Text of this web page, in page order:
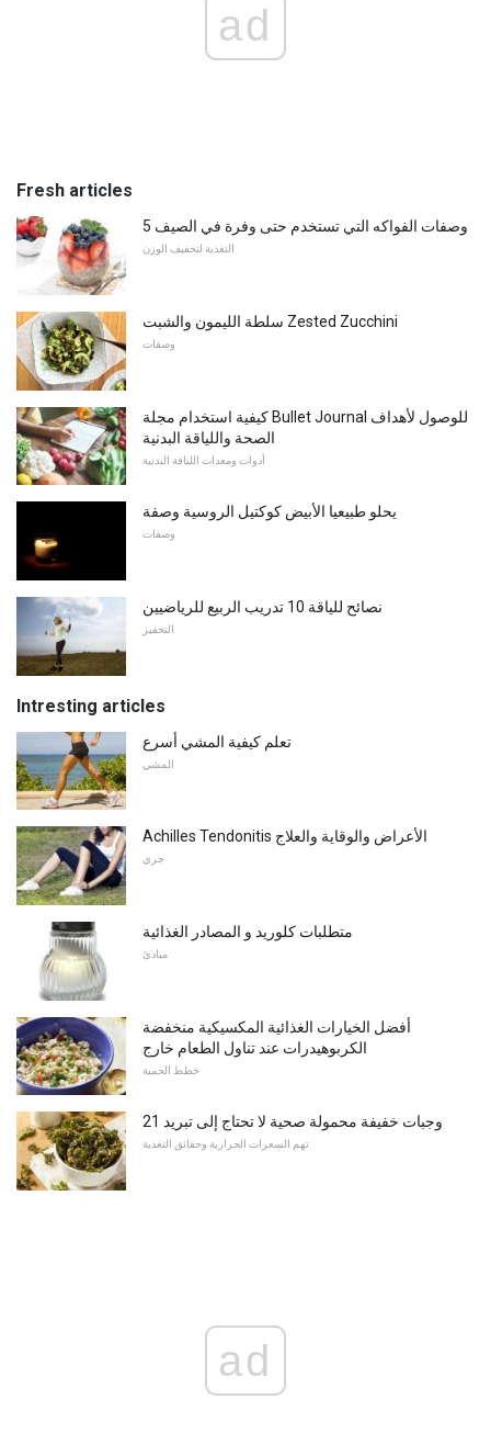
ad
Fresh articles
5 وصفات الفواكه التي تستخدم حتى وفرة في الصيف
التغذية لتخفيف الوزن
سلطة الليمون والشبت Zested Zucchini
وصفات
كيفية استخدام مجلة Bullet Journal للوصول لأهداف
الصحة واللياقة البدنية
أدوات ومعدات اللياقة البدنية
يحلو طبيعيا الأبيض كوكتيل الروسية وصفة
وصفات
نصائح للياقة 10 تدريب الربيع للرياضيين
التحفيز
Intresting articles
تعلم كيفية المشي أسرع
المشي
Achilles Tendonitis الأعراض والوقاية والعلاج
جري
متطلبات كلوريد و المصادر الغذائية
مبادئ
أفضل الخيارات الغذائية المكسيكية منخفضة
الكربوهيدرات عند تناول الطعام خارج
خطط الحمية
21 وجبات خفيفة محمولة صحية لا تحتاج إلى تبريد
تهم السعرات الحرارية وحقائق التغذية
ad